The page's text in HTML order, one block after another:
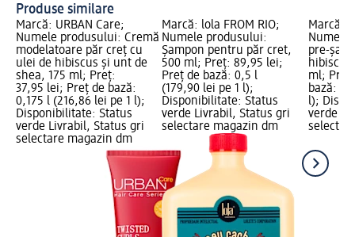
Produse similare
Marcă: URBAN Care;
Numele produsului: Cremă
modelatoare păr creț cu
ulei de hibiscus și unt de
shea, 175 ml; Preț:
37,95 lei; Preț de bază:
0,175 l (216,86 lei pe 1 l);
Disponibilitate: Status
verde Livrabil, Status gri
selectare magazin dm
Marcă: lola FROM RIO;
Numele produsului:
Șampon pentru păr cret,
500 ml; Preț: 89,95 lei;
Preț de bază: 0,5 l
(179,90 lei pe 1 l);
Disponibilitate: Status
verde Livrabil, Status gri
selectare magazin dm
Marcă:
Numele
pre-
ml;
bază:
l);
verde